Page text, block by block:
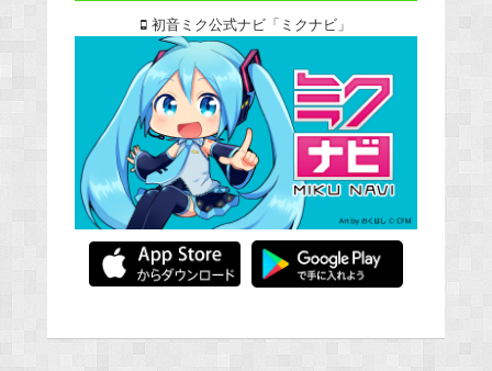
初音ミク公式ナビ「ミクナビ」